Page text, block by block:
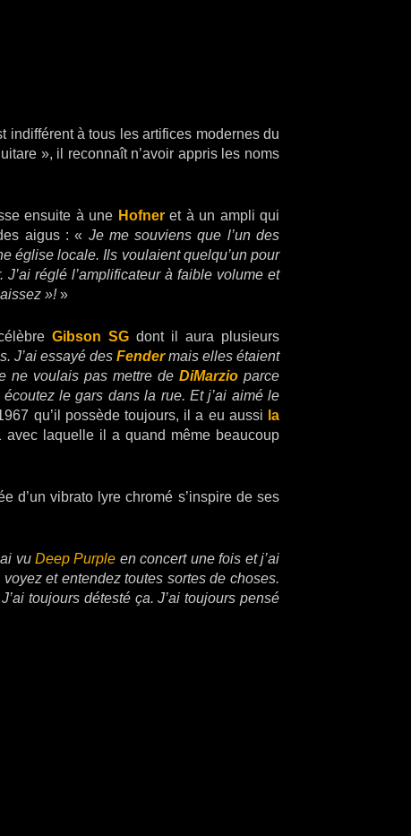
indifférent à tous les artifices modernes du
», il reconnaît n’avoir appris les noms
ensuite à une Hofner et à un ampli qui
aigus : « Je me souviens que l’un des
église locale. Ils voulaient quelqu’un pour
réglé l’amplificateur à faible volume et
»!»
Gibson SG dont il aura plusieurs
J’ai essayé des Fendermais elles étaient
ne voulais pas mettre de DiMarzio parce
le gars dans la rue. Et j’ai aimé le
qu’il possède toujours, il a eu aussi la
laquelle il a quand même beaucoup
d’un vibrato lyre chromé s’inspire de ses
vuDeep Purple en concert une fois et j’ai
et entendez toutes sortes de choses.
toujours détesté ça. J’ai toujours pensé